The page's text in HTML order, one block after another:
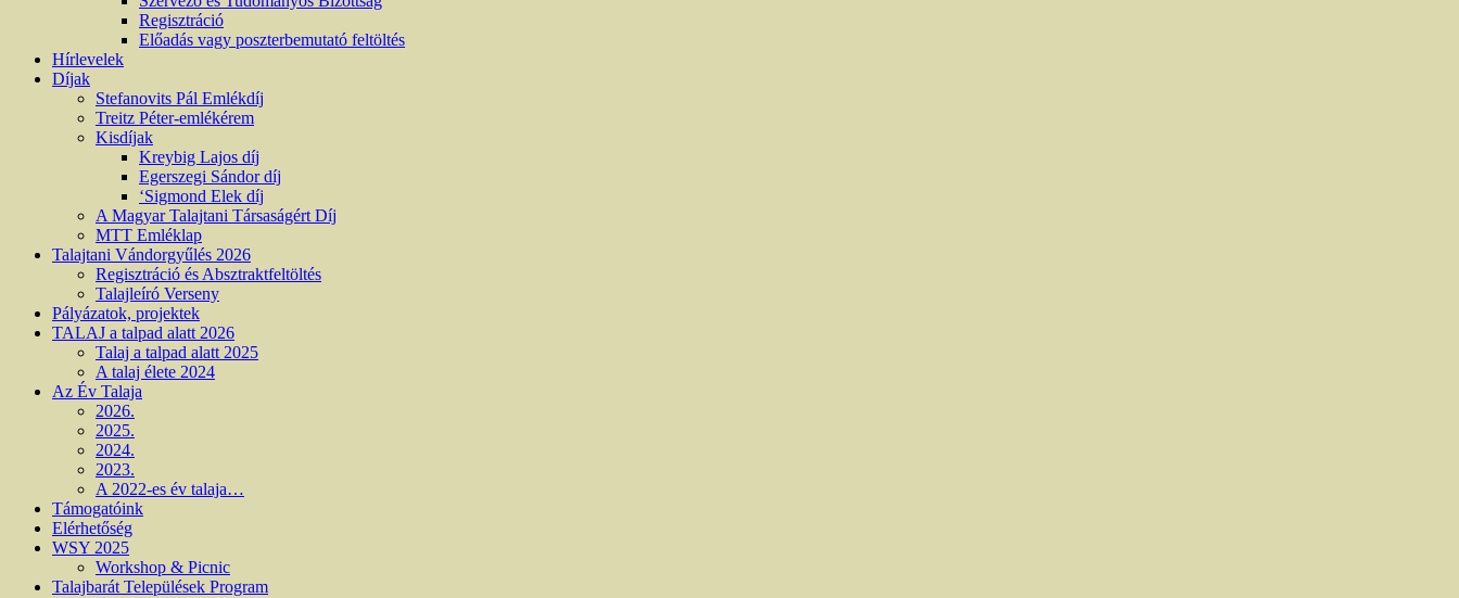
Regisztráció
Előadás vagy poszterbemutató feltöltés
Hírlevelek
Díjak
Stefanovits Pál Emlékdíj
Treitz Péter-emlékérem
Kisdíjak
Kreybig Lajos díj
Egerszegi Sándor díj
‘Sigmond Elek díj
A Magyar Talajtani Társaságért Díj
MTT Emléklap
Talajtani Vándorgyűlés 2026
Regisztráció és Absztraktfeltöltés
Talajleíró Verseny
Pályázatok, projektek
TALAJ a talpad alatt 2026
Talaj a talpad alatt 2025
A talaj élete 2024
Az Év Talaja
2026.
2025.
2024.
2023.
A 2022-es év talaja…
Támogatóink
Elérhetőség
WSY 2025
Workshop & Picnic
Talajbarát Települések Program